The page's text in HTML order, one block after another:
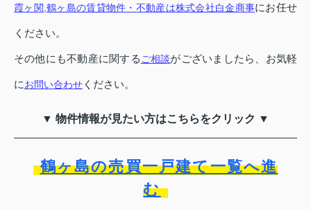
霞ヶ関,鶴ヶ島の賃貸物件・不動産は株式会社白金商事にお任せ
ください。
その他にも不動産に関する ご相談がございましたら、お気軽
にお問い合わせ ください。
▼ 物件情報が見たい方はこちらをクリック ▼
鶴ヶ島の売買一戸建て一覧へ進
む